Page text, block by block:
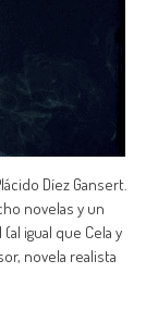
Díez Gansert.
novelas y un
igual que Cela y
novela realista